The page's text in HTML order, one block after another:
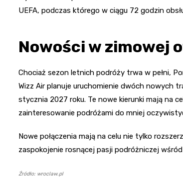
UEFA, podczas którego w ciągu 72 godzin
Nowości w zimowej
Chociaż sezon letnich podróży trwa w pełni,
Wizz Air planuje uruchomienie dwóch nowych
stycznia 2027 roku. Te nowe kierunki mają na
zainteresowanie podróżami do mniej
Nowe połączenia mają na celu nie tylko
zaspokojenie rosnącej pasji podróżniczej
Źródło: wroclaw.pl